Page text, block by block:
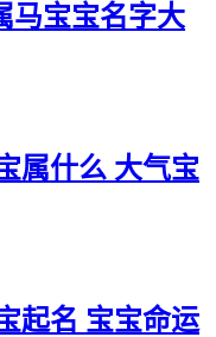
马宝宝名字大
属什么 大气宝
起名 宝宝命运